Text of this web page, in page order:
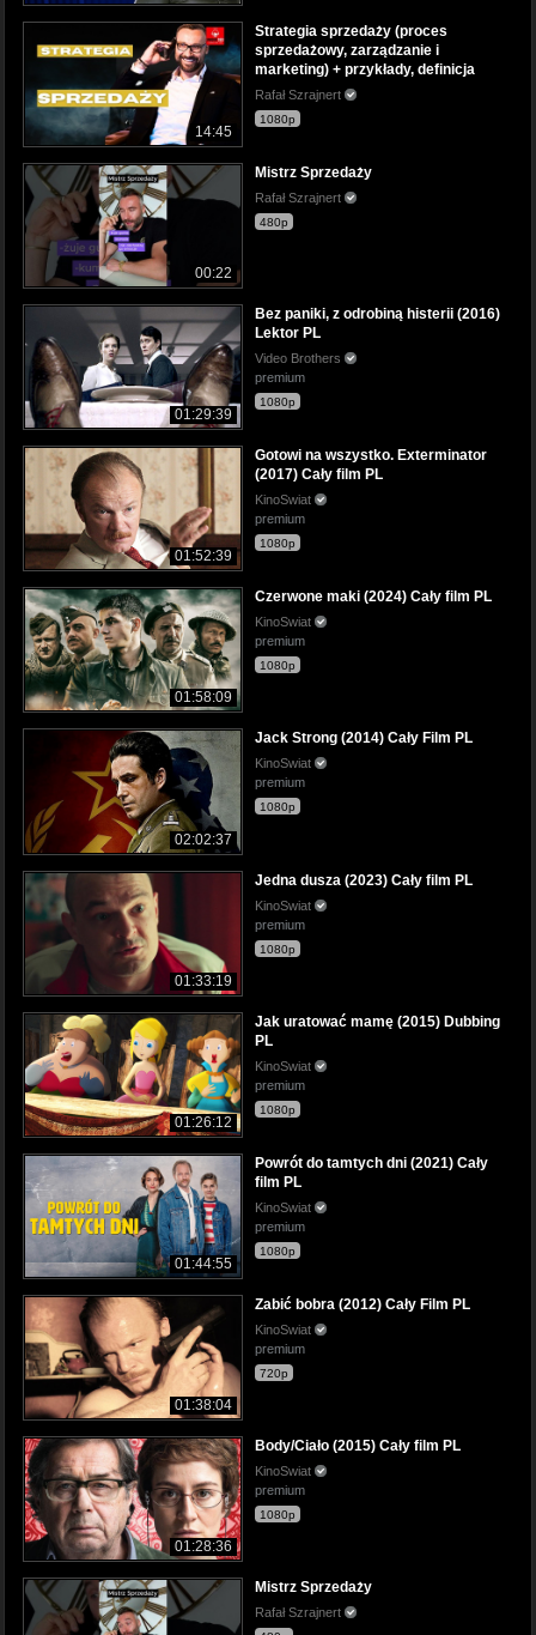
14:45
Strategia sprzedaży (proces
sprzedażowy, zarządzanie i
marketing) + przykłady, definicja
Rafał Szrajnert
1080p
00:22
Mistrz Sprzedaży
Rafał Szrajnert
480p
01:29:39
Bez paniki, z odrobiną histerii (2016)
Lektor PL
Video Brothers
premium
1080p
01:52:39
Gotowi na wszystko. Exterminator
(2017) Cały film PL
KinoSwiat
premium
1080p
01:58:09
Czerwone maki (2024) Cały film PL
KinoSwiat
premium
1080p
02:02:37
Jack Strong (2014) Cały Film PL
KinoSwiat
premium
1080p
01:33:19
Jedna dusza (2023) Cały film PL
KinoSwiat
premium
1080p
01:26:12
Jak uratować mamę (2015) Dubbing
PL
KinoSwiat
premium
1080p
01:44:55
Powrót do tamtych dni (2021) Cały
film PL
KinoSwiat
premium
1080p
01:38:04
Zabić bobra (2012) Cały Film PL
KinoSwiat
premium
720p
01:28:36
Body/Ciało (2015) Cały film PL
KinoSwiat
premium
1080p
Mistrz Sprzedaży
Rafał Szrajnert